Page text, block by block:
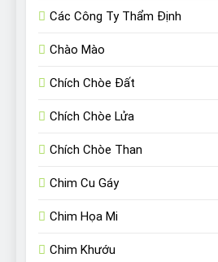
Các Công Ty Thẩm Định
Chào Mào
Chích Chòe Đất
Chích Chòe Lửa
Chích Chòe Than
Chim Cu Gáy
Chim Họa Mi
Chim Khướu